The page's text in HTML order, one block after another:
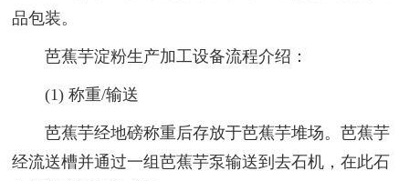
品包装。
芭蕉芋淀粉生产加工设备流程介绍：
(1) 称重/输送
芭蕉芋经地磅称重后存放于芭蕉芋堆场。芭蕉芋
经流送槽并通过一组芭蕉芋泵输送到去石机，在此石